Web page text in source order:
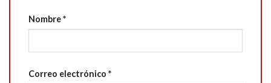
Nombre*
Correo electrónico *